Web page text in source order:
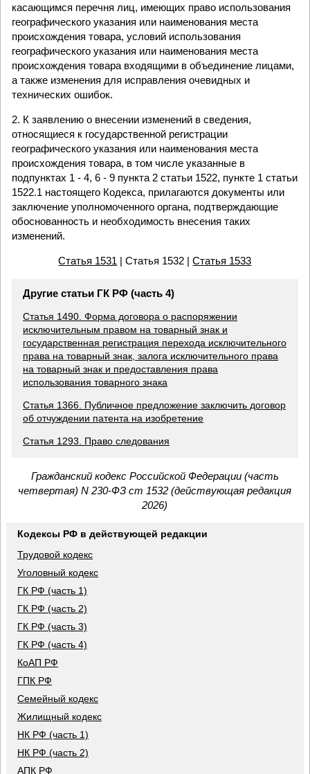
касающимся перечня лиц, имеющих право использования
географического указания или наименования места
происхождения товара, условий использования
географического указания или наименования места
происхождения товара входящими в объединение лицами,
а также изменения для исправления очевидных и
технических ошибок.
2. К заявлению о внесении изменений в сведения,
относящиеся к государственной регистрации
географического указания или наименования места
происхождения товара, в том числе указанные в
подпунктах 1 - 4, 6 - 9 пункта 2 статьи 1522, пункте 1 статьи
1522.1 настоящего Кодекса, прилагаются документы или
заключение уполномоченного органа, подтверждающие
обоснованность и необходимость внесения таких
изменений.
Статья 1531 | Статья 1532 |Статья 1533
Другие статьи ГК РФ (часть 4)
Статья 1490. Форма договора о распоряжении
исключительным правом на товарный знак и
государственная регистрация перехода исключительного
права на товарный знак, залога исключительного права
на товарный знак и предоставления права
использования товарного знака
Статья 1366. Публичное предложение заключить договор
об отчуждении патента на изобретение
Статья 1293. Право следования
Гражданский кодекс Российской Федерации (часть
четвертая) N 230-ФЗ ст 1532 (действующая редакция
2026)
Кодексы РФ в действующей редакции
Трудовой кодекс
Уголовный кодекс
ГК РФ (часть 1)
ГК РФ (часть 2)
ГК РФ (часть 3)
ГК РФ (часть 4)
КоАП РФ
ГПК РФ
Семейный кодекс
Жилищный кодекс
НК РФ (часть 1)
НК РФ (часть 2)
АПК РФ